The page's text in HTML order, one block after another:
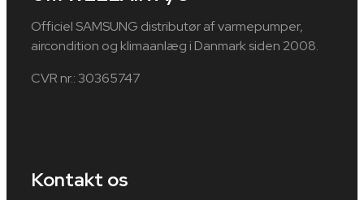
Officiel SAMSUNG distributør af varmepumper,
aircondition og klimaanlæg i Danmark siden 2008.
CVR nr.: 30365747
Kontakt os